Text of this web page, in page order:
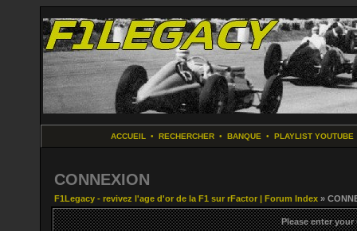
ACCUEIL • RECHERCHER• BANQUE • PLAYLIST YOUTUBE
CONNEXION
F1Legacy - revivez l'age d'or de la F1 sur rFactor | Forum Index »
Please enter